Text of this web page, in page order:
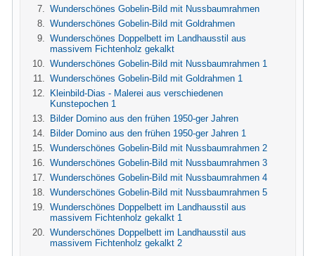
Wunderschönes Gobelin-Bild mit Nussbaumrahmen
Wunderschönes Gobelin-Bild mit Goldrahmen
Wunderschönes Doppelbett im Landhausstil aus
massivem Fichtenholz gekalkt
Wunderschönes Gobelin-Bild mit Nussbaumrahmen 1
Wunderschönes Gobelin-Bild mit Goldrahmen 1
Kleinbild-Dias - Malerei aus verschiedenen
Kunstepochen 1
Bilder Domino aus den frühen 1950-ger Jahren
Bilder Domino aus den frühen 1950-ger Jahren 1
Wunderschönes Gobelin-Bild mit Nussbaumrahmen 2
Wunderschönes Gobelin-Bild mit Nussbaumrahmen 3
Wunderschönes Gobelin-Bild mit Nussbaumrahmen 4
Wunderschönes Gobelin-Bild mit Nussbaumrahmen 5
Wunderschönes Doppelbett im Landhausstil aus
massivem Fichtenholz gekalkt 1
Wunderschönes Doppelbett im Landhausstil aus
massivem Fichtenholz gekalkt 2